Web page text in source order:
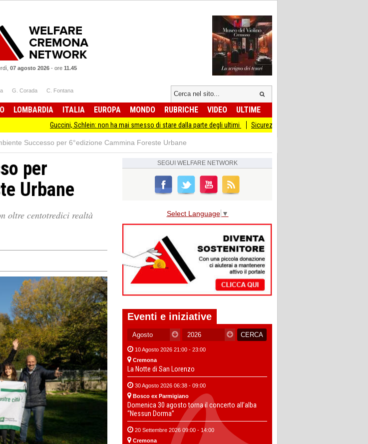
07 agosto 2026- ore 11.45
G. Corada C. Fontana
LOMBARDIA ITALIA EUROPA MONDO RUBRICHE VIDEO ULTIME
Guccini, Schlein: non ha mai smesso di stare dalla parte degli ultimi Sicurezza I Giovani Democratici ribattono ai Giovani di
Successo per 6°edizione Cammina Foreste Urbane
per
Urbane
oltre centotredici realtà
SEGUI WELFARE NETWORK
Select Language ▼
Eventi e iniziative
10 Agosto 2026 21:00 - 23:00
Cremona
La Notte di San Lorenzo
30 Agosto 2026 06:38 - 09:00
Bosco ex Parmigiano
Domenica 30 agosto torna il concerto all’alba
“Nessun Dorma”
20 Settembre 2026 09:00 - 14:00
Cremona